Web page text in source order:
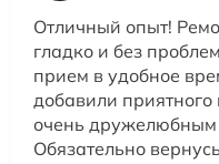
Отличный опыт!
гладко и без
прием в удобное
добавили
очень
Обязательно